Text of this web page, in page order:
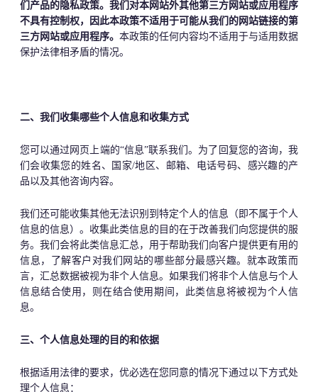
们产品的隐私政策。我们对本网站外其他第三方网站或应用程序
不具有控制权，因此本政策不适用于可能从我们的网站链接的第
三方网站或应用程序。 本政策的任何内容均不适用于与适用数据
保护法律相矛盾的情况。
二、我们收集哪些个人信息和收集方式
您可以通过网页上端的“信息”联系我们。为了回复您的咨询，我
们会收集您的姓名、国家/地区、邮箱、电话号码、感兴趣的产
品以及其他咨询内容。
我们还可能收集其他无法识别到特定个人的信息（即不属于个人
信息的信息）。收集此类信息的目的在于改善我们向您提供的服
务。我们会将此类信息汇总，用于帮助我们向客户提供更有用的
信息，了解客户对我们网站的哪些部分最感兴趣。就本政策而
言，汇总数据被视为非个人信息。如果我们将非个人信息与个人
信息结合使用，则在结合使用期间，此类信息将被视为个人信
息。
三、个人信息处理的目的和依据
根据适用法律的要求，优必选在您同意的情况下通过以下方式处
理个人信息：